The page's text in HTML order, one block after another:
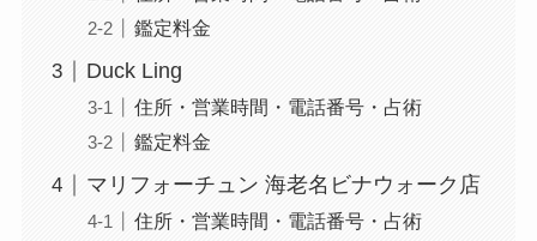
鑑定料金
Duck Ling
住所・営業時間・電話番号・占術
鑑定料金
マリフォーチュン 海老名ビナウォーク店
住所・営業時間・電話番号・占術